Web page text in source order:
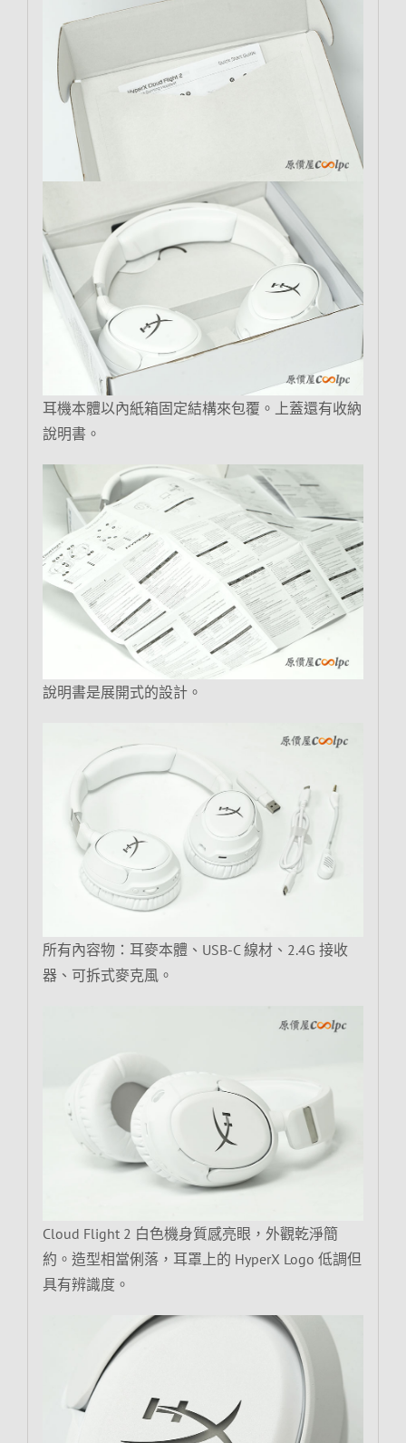
耳機本體以內紙箱固定結構來包覆。上蓋還有收納
說明書。
說明書是展開式的設計。
所有內容物：耳麥本體、USB-C 線材、2.4G 接收
器、可拆式麥克風。
Cloud Flight 2 白色機身質感亮眼，外觀乾淨簡
約。造型相當俐落，耳罩上的 HyperX Logo 低調但
具有辨識度。